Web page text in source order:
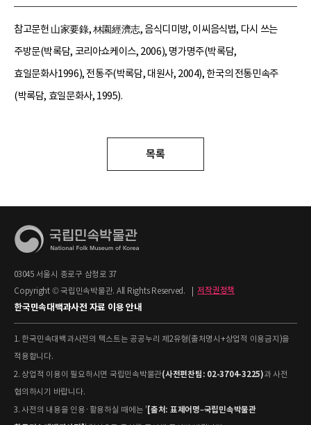
참고문헌 山家要錄, 林園經濟志, 음식디미방, 이씨음식법, 다시 쓰는
주방문(박록담, 코리아쇼케이스, 2006), 명가명주(박록담,
효일문화사1996), 전통주(박록담, 대원사, 2004), 한국의 전통민속주
(박록담, 효일문화사, 1995).
목록
03045 서울시 종로구 삼청로 37
Copyright © 국립민속박물관. All Rights Reserved.
저작권정책
한국민속대백과사전 자료 이용 안내
1. 한국민속대백과사전의 텍스트는 공공누리 제2유형(출처명시+상업적 이용금지)을
적용합니다.
2. 상업적 이용이 필요하시면 국립민속박물관(사전편찬팀: 02-3704-3225)과 사전
협의하시기 바랍니다.
3. 사전의 내용을 인용·활용하실 때에는 '[출처: 표제어명–국립민속박물관